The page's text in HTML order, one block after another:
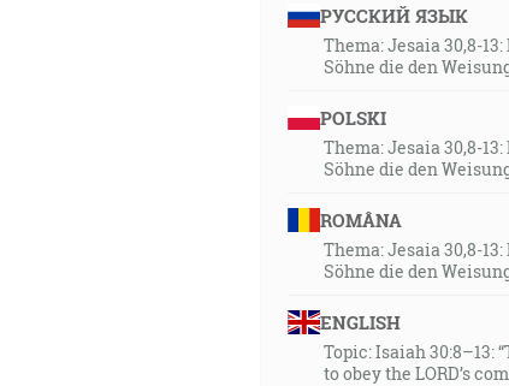
РУССКИЙ ЯЗЫК
Thema: Jesaia 30,8-
Söhne die den
POLSKI
Thema: Jesaia 30,8-
Söhne die den
ROMÂNA
Thema: Jesaia 30,8-
Söhne die den
ENGLISH
Topic: Isaiah 30:8–13:
to obey the LORD’s